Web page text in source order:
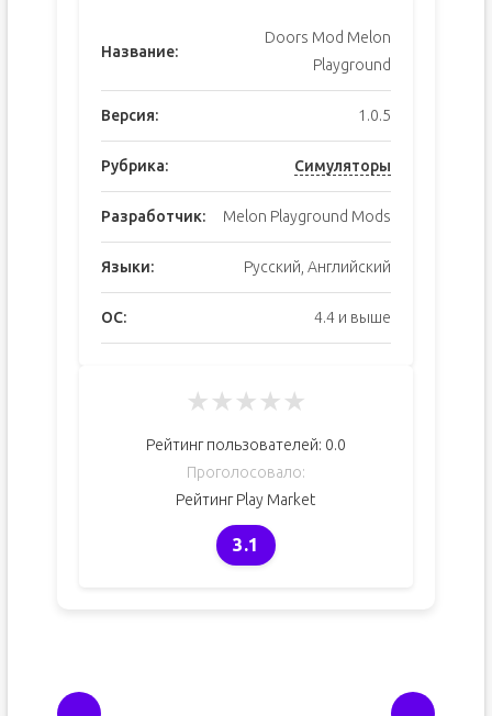
Название:
Doors Mod Melon
Playground
Версия: 1.0.5
Рубрика: Симуляторы
Разработчик: Melon Playground Mods
Языки: Русский, Английский
ОС: 4.4 и выше
★★★★★
Рейтинг пользователей: 0.0
Проголосовало:
Рейтинг Play Market
3.1